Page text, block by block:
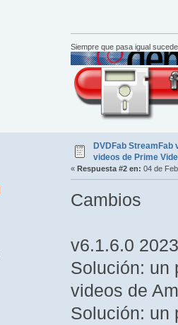
Siempre que pasa igual
DVDFab StreamFab
videos de Prime
« Respuesta #2 en: 04 de
Cambios
v6.1.6.0
Solución: un
videos de
Solución: un